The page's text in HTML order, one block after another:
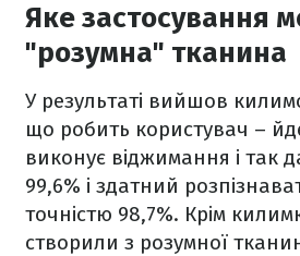
Яке застосування
"розумна" тканина
У результаті вийшов
що робить користувач –
виконує віджимання і так
99,6% і здатний
точністю 98,7%. Крім
створили з розумної